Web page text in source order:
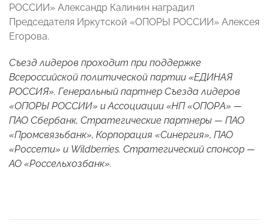
РОССИИ» Александр Калинин наградил
Председателя Иркутской «ОПОРЫ РОССИИ» Алексея
Егорова.
Съезд лидеров проходит при поддержке
Всероссийской политической партии «ЕДИНАЯ
РОССИЯ». Генеральный партнер Съезда лидеров
«ОПОРЫ РОССИИ» и Ассоциации «НП «ОПОРА» —
ПАО Сбербанк, Стратегические партнеры — ПАО
«Промсвязьбанк», Корпорация «Синергия», ПАО
«Россети» и Wildberries. Стратегический спонсор —
АО «Россельхозбанк».